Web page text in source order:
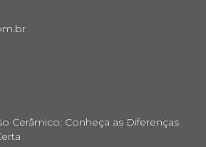
Cerâmico: Conheça as Diferenças